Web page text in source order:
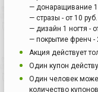
— донаращивание 1
— стразы - от 10
— дизайн 1 ногтя -
— покрытие френч -
Акция действует
Один купон
Один человек
количество